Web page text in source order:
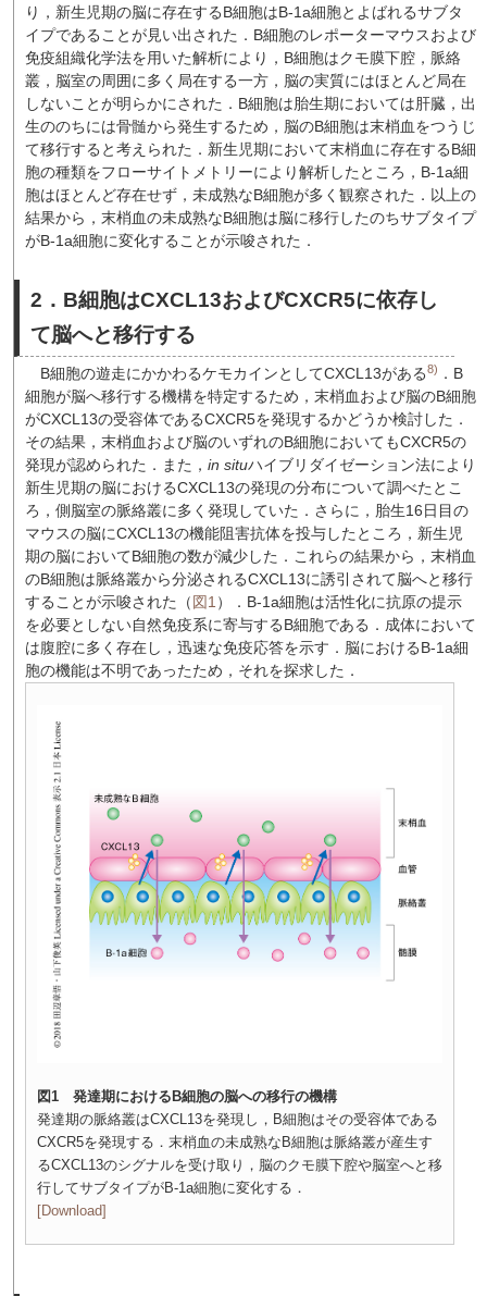
り，新生児期の脳に存在するB細胞はB-1a細胞とよばれるサブタ
イプであることが見い出された．B細胞のレポーターマウスおよび
免疫組織化学法を用いた解析により，B細胞はクモ膜下腔，脈絡
叢，脳室の周囲に多く局在する一方，脳の実質にはほとんど局在
しないことが明らかにされた．B細胞は胎生期においては肝臓，出
生ののちには骨髄から発生するため，脳のB細胞は末梢血をつうじ
て移行すると考えられた．新生児期において末梢血に存在するB細
胞の種類をフローサイトメトリーにより解析したところ，B-1a細
胞はほとんど存在せず，未成熟なB細胞が多く観察された．以上の
結果から，末梢血の未成熟なB細胞は脳に移行したのちサブタイプ
がB-1a細胞に変化することが示唆された．
2．B細胞はCXCL13およびCXCR5に依存し
て脳へと移行する
B細胞の遊走にかかわるケモカインとしてCXCL13がある8) ．B
細胞が脳へ移行する機構を特定するため，末梢血および脳のB細胞
がCXCL13の受容体であるCXCR5を発現するかどうか検討した．
その結果，末梢血および脳のいずれのB細胞においてもCXCR5の
発現が認められた．また， in situハイブリダイゼーション法により
新生児期の脳におけるCXCL13の発現の分布について調べたとこ
ろ，側脳室の脈絡叢に多く発現していた．さらに，胎生16日目の
マウスの脳にCXCL13の機能阻害抗体を投与したところ，新生児
期の脳においてB細胞の数が減少した．これらの結果から，末梢血
のB細胞は脈絡叢から分泌されるCXCL13に誘引されて脳へと移行
することが示唆された（ 図1 ）．B-1a細胞は活性化に抗原の提示
を必要としない自然免疫系に寄与するB細胞である．成体において
は腹腔に多く存在し，迅速な免疫応答を示す．脳におけるB-1a細
胞の機能は不明であったため，それを探求した．
図1 発達期におけるB細胞の脳への移行の機構
発達期の脈絡叢はCXCL13を発現し，B細胞はその受容体である
CXCR5を発現する．末梢血の未成熟なB細胞は脈絡叢が産生す
るCXCL13のシグナルを受け取り，脳のクモ膜下腔や脳室へと移
行してサブタイプがB-1a細胞に変化する．
[Download]